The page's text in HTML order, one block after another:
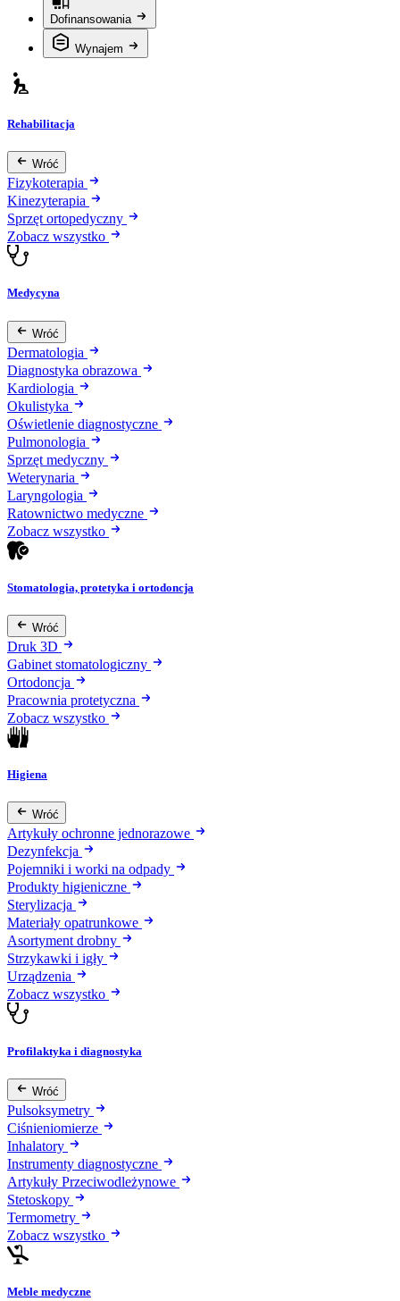
Dofinansowania
Wynajem
Rehabilitacja
Wróć
Fizykoterapia
Kinezyterapia
Sprzęt ortopedyczny
Zobacz wszystko
Medycyna
Wróć
Dermatologia
Diagnostyka obrazowa
Kardiologia
Okulistyka
Oświetlenie diagnostyczne
Pulmonologia
Sprzęt medyczny
Weterynaria
Laryngologia
Ratownictwo medyczne
Zobacz wszystko
Stomatologia, protetyka i ortodoncja
Wróć
Druk 3D
Gabinet stomatologiczny
Ortodoncja
Pracownia protetyczna
Zobacz wszystko
Higiena
Wróć
Artykuły ochronne jednorazowe
Dezynfekcja
Pojemniki i worki na odpady
Produkty higieniczne
Sterylizacja
Materiały opatrunkowe
Asortyment drobny
Strzykawki i igły
Urządzenia
Zobacz wszystko
Profilaktyka i diagnostyka
Wróć
Pulsoksymetry
Ciśnieniomierze
Inhalatory
Instrumenty diagnostyczne
Artykuły Przeciwodleżynowe
Stetoskopy
Termometry
Zobacz wszystko
Meble medyczne